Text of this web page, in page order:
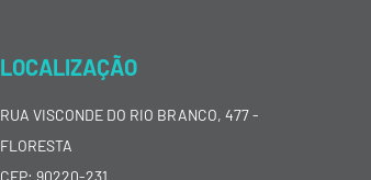
LOCALIZAÇÃO
RUA VISCONDE DO RIO BRANCO, 477 -
FLORESTA
CEP: 90220-231